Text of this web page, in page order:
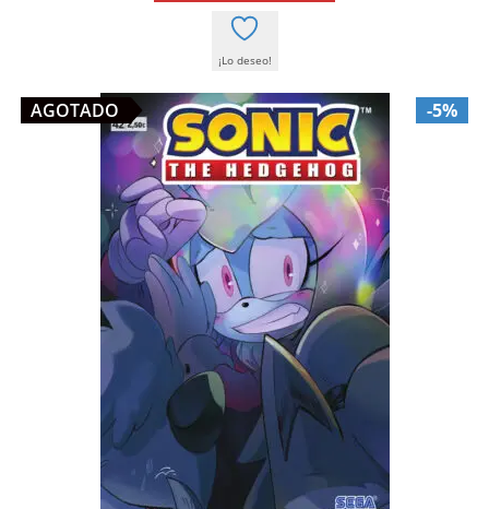
¡Lo deseo!
-5%
AGOTADO